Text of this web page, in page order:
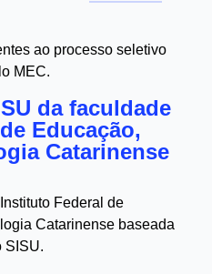
ao processo seletivo
MEC.
da faculdade
Educação,
Catarinense
Federal de
Catarinense baseada
SISU.